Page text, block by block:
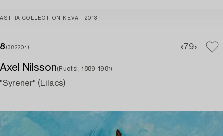
ASTRA COLLECTION KEVÄT 2013
8 (382201) 79
Axel Nilsson(Ruotsi, 1889-1981)
"Syrener" (Lilacs)